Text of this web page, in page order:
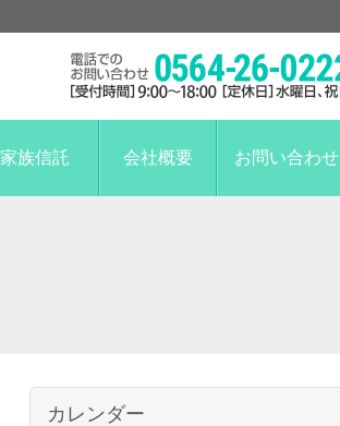
家族信託 会社概要 お問い合わせ
カレンダー